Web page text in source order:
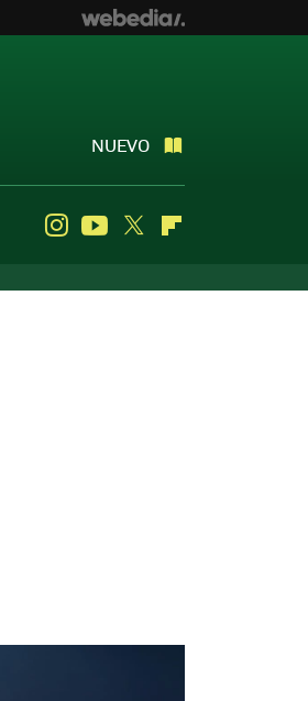
NUEVO
InstagramYoutube
Twitter